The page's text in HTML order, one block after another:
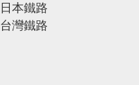
日本鐵路
台灣鐵路